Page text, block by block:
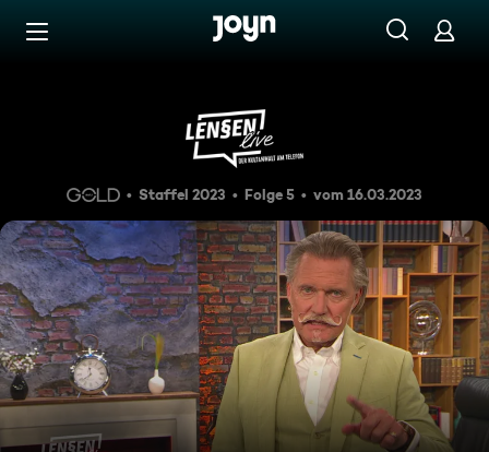
Zum Inhalt springen
Ein nervender Kakadu und
Staffel 2023 Folge 5 vom 16.03.2023